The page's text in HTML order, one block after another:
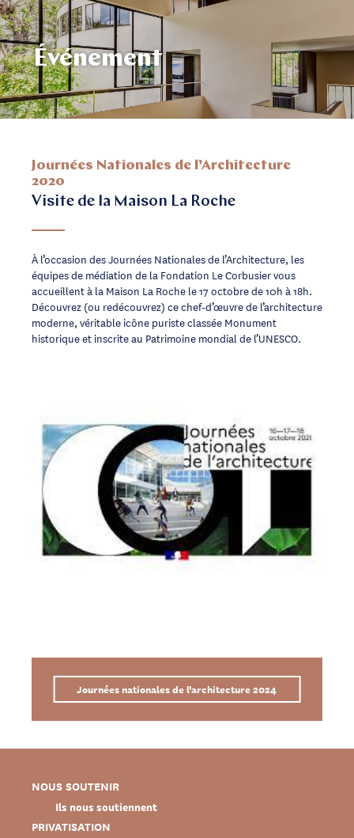
Événement
Journées Nationales de l’Architecture
2020
Visite de la Maison La Roche
À l’occasion des Journées Nationales de l’Architecture, les
équipes de médiation de la Fondation Le Corbusier vous
accueillent à la Maison La Roche le 17 octobre de 10h à 18h.
Découvrez (ou redécouvrez) ce chef-d’œuvre de l’architecture
moderne, véritable icône puriste classée Monument
historique et inscrite au Patrimoine mondial de l’UNESCO.
Journées nationales de l’architecture 2024
NOUS SOUTENIR
Ils nous soutiennent
PRIVATISATION